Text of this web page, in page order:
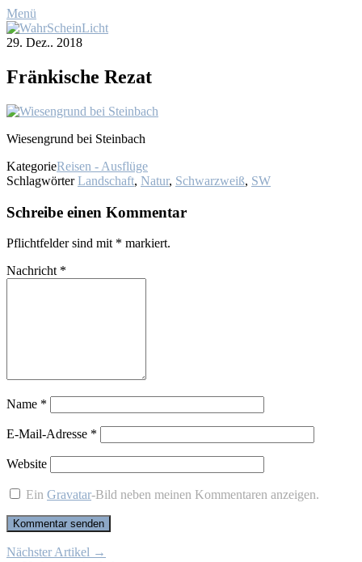
Menü
29. Dez.. 2018
Frän­ki­sche Re­zat
Wie­sen­grund bei Stein­bach
KategorieReisen - Ausflüge
Schlagwörter Landschaft, Natur, Schwarzweiß, SW
Schreibe einen Kommentar
Pflichtfelder sind mit * markiert.
Nachricht *
Name *
E-Mail-Adresse *
Website
EinGravatar-Bild neben meinen Kommentaren anzeigen.
Nächster Artikel →